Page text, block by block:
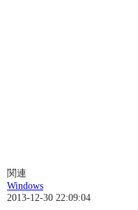
関連
Windows
2013-12-30 22:09:04